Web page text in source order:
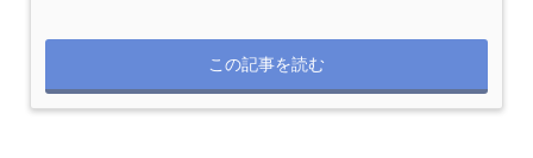
この記事を読む